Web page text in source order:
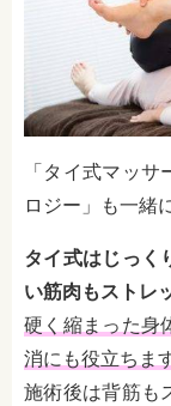
「タイ式マッ
ロジー」も一緒
タイ式はじっく
い筋肉もストレ
硬く縮まった身
消にも役立ちま
施術後は背筋も